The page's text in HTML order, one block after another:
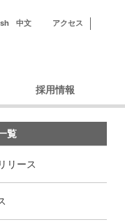
覧
リース
採用情報
中文 アクセス